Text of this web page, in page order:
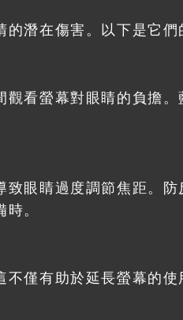
潛在傷害。以下是它們
看螢幕對眼睛的負擔
眼睛過度調節焦距。
。
僅有助於延長螢幕的